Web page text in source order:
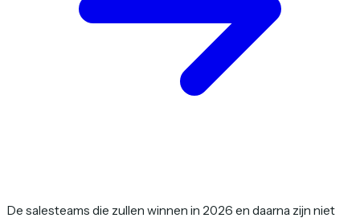
De salesteams die zullen winnen in 2026 en daarna zijn niet